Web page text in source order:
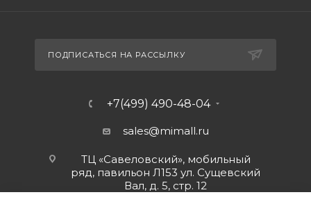
ПОДПИСАТЬСЯ НА РАССЫЛКУ
+7(499) 490-48-04
sales@mimall.ru
ТЦ «Савеловский», мобильный
ряд, павильон Л153 ул. Сущевский
Вал, д. 5, стр. 12